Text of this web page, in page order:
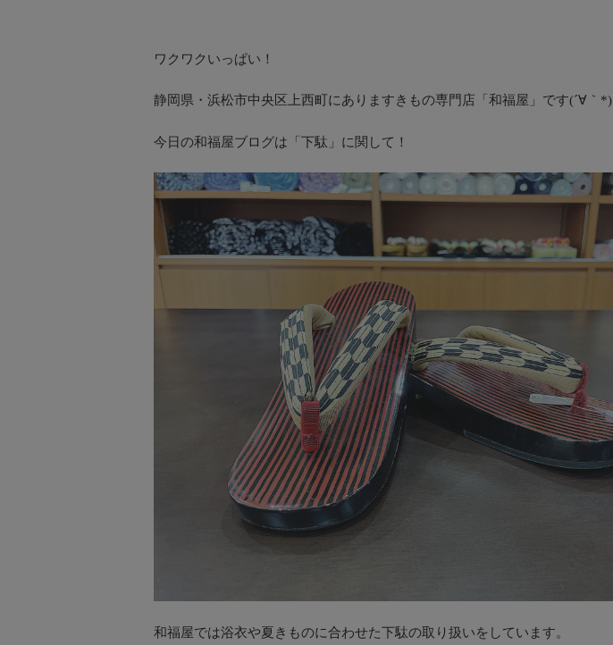
ワクワクいっぱい！
静岡県・浜松市中央区上西町にありますきもの専門店「和福屋」です(´∀｀*)
今日の和福屋ブログは「下駄」に関して！
和福屋では浴衣や夏きものに合わせた下駄の取り扱いをしています。